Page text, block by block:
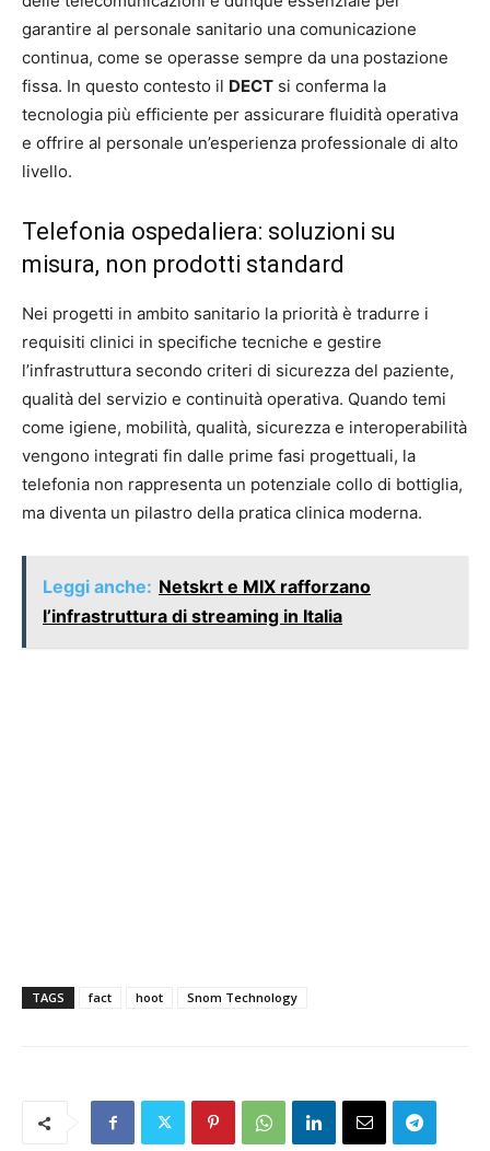
garantire al personale sanitario una comunicazione
continua, come se operasse sempre da una postazione
fissa. In questo contesto il DECT si conferma la
tecnologia più efficiente per assicurare fluidità operativa
e offrire al personale un’esperienza professionale di alto
livello.
Telefonia ospedaliera: soluzioni su
misura, non prodotti standard
Nei progetti in ambito sanitario la priorità è tradurre i
requisiti clinici in specifiche tecniche e gestire
l’infrastruttura secondo criteri di sicurezza del paziente,
qualità del servizio e continuità operativa. Quando temi
come igiene, mobilità, qualità, sicurezza e interoperabilità
vengono integrati fin dalle prime fasi progettuali, la
telefonia non rappresenta un potenziale collo di bottiglia,
ma diventa un pilastro della pratica clinica moderna.
Leggi anche: Netskrt e MIX rafforzano
l’infrastruttura di streaming in Italia
TAGS fact hoot Snom Technology